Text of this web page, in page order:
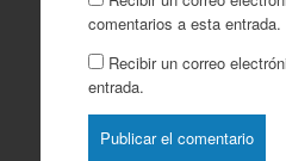
comentarios a esta entrada.
Recibir un correo
entrada.